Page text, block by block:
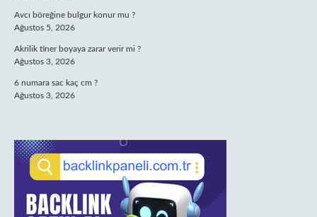
Avcı böreğine bulgur konur mu ?
Ağustos 5, 2026
Akrilik tiner boyaya zarar verir mi ?
Ağustos 3, 2026
6 numara sac kaç cm ?
Ağustos 3, 2026